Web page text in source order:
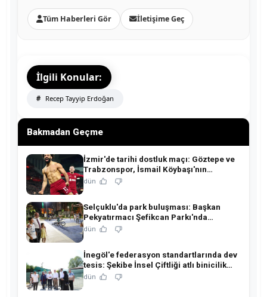
Tüm Haberleri Gör İletişime Geç
İlgili Konular:
Recep Tayyip Erdoğan
Bakmadan Geçme
İzmir'de tarihi dostluk maçı: Göztepe ve
Trabzonspor, İsmail Köybaşı'nın
jübilesinde buluşuyor!
dün
Selçuklu'da park buluşması: Başkan
Pekyatırmacı Şefikcan Parkı'nda
hemşehrileriyle buluştu!
dün
İnegöl'e federasyon standartlarında dev
tesis: Şekibe İnsel Çiftliği atlı binicilik
merkezine dönüşüyor!
dün